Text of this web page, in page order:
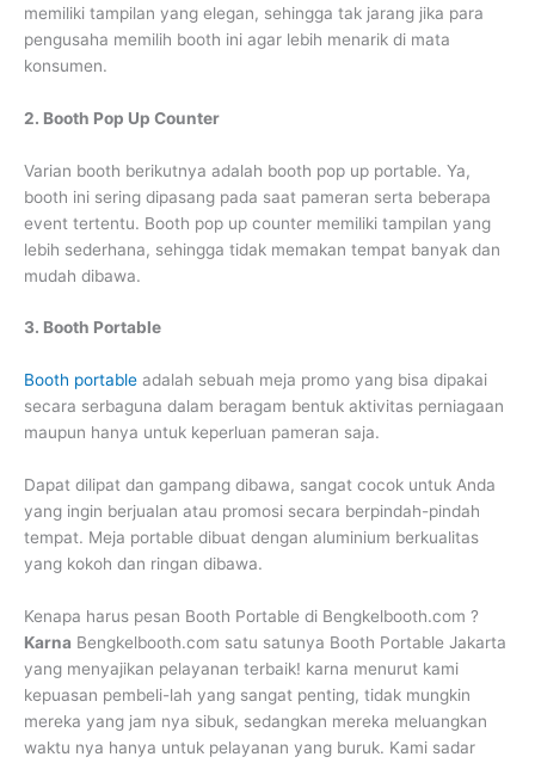
memiliki tampilan yang elegan, sehingga tak jarang jika para
pengusaha memilih booth ini agar lebih menarik di mata
konsumen.
2. Booth Pop Up Counter
Varian booth berikutnya adalah booth pop up portable. Ya,
booth ini sering dipasang pada saat pameran serta beberapa
event tertentu. Booth pop up counter memiliki tampilan yang
lebih sederhana, sehingga tidak memakan tempat banyak dan
mudah dibawa.
3. Booth Portable
Booth portable adalah sebuah meja promo yang bisa dipakai
secara serbaguna dalam beragam bentuk aktivitas perniagaan
maupun hanya untuk keperluan pameran saja.
Dapat dilipat dan gampang dibawa, sangat cocok untuk Anda
yang ingin berjualan atau promosi secara berpindah-pindah
tempat. Meja portable dibuat dengan aluminium berkualitas
yang kokoh dan ringan dibawa.
Kenapa harus pesan Booth Portable di Bengkelbooth.com ?
Karna Bengkelbooth.com satu satunya Booth Portable Jakarta
yang menyajikan pelayanan terbaik! karna menurut kami
kepuasan pembeli-lah yang sangat penting, tidak mungkin
mereka yang jam nya sibuk, sedangkan mereka meluangkan
waktu nya hanya untuk pelayanan yang buruk. Kami sadar